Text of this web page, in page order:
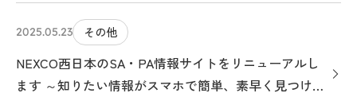
2025.05.23 その他
NEXCO西日本のSA・PA情報サイトをリニューアルし
ます ～知りたい情報がスマホで簡単、素早く見つけら